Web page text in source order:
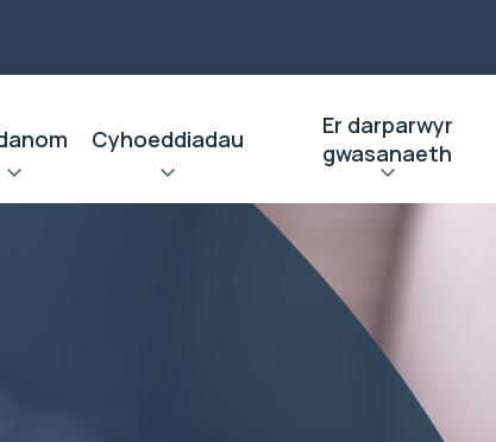
Cyhoeddiadau
Er darparwyr
gwasanaeth